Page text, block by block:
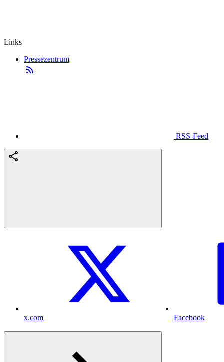
Links
Pressezentrum
RSS-Feed
x.com Facebook